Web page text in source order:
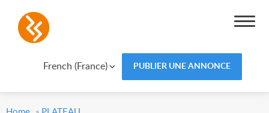
French (France) PUBLIER UNE ANNONCE